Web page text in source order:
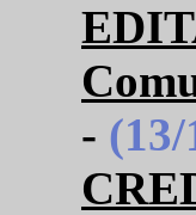
-